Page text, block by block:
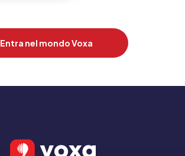
Entra nel mondo Voxa